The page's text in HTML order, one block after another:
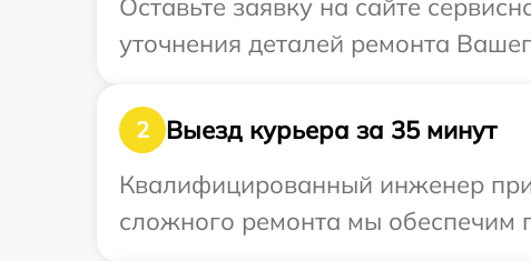
Оставьте заявку на сайте
уточнения деталей ремонта
2
Выезд курьера за 35 минут
Квалифицированный инженер
сложного ремонта мы обеспечим